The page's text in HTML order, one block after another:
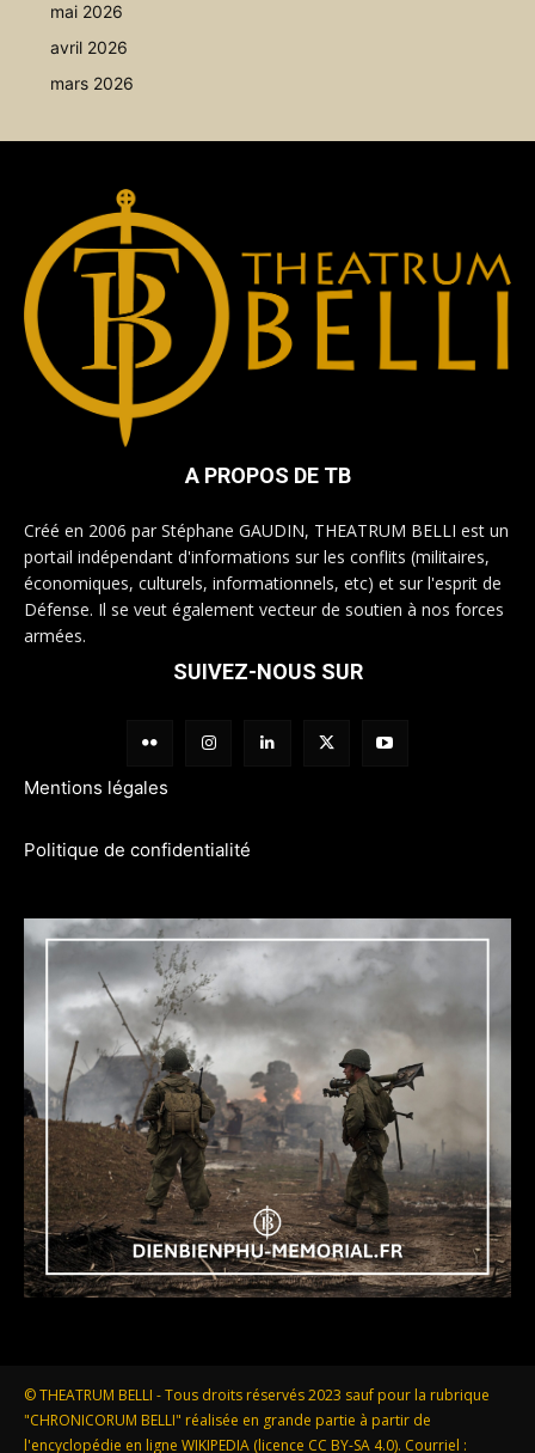
mai 2026
avril 2026
mars 2026
A PROPOS DE TB
Créé en 2006 par Stéphane GAUDIN, THEATRUM BELLI est un
portail indépendant d'informations sur les conflits (militaires,
économiques, culturels, informationnels, etc) et sur l'esprit de
Défense. Il se veut également vecteur de soutien à nos forces
armées.
SUIVEZ-NOUS SUR
Mentions légales
Politique de confidentialité
© THEATRUM BELLI - Tous droits réservés 2023 sauf pour la rubrique
"CHRONICORUM BELLI" réalisée en grande partie à partir de
l'encyclopédie en ligne WIKIPEDIA (licence CC BY-SA 4.0). Courriel :